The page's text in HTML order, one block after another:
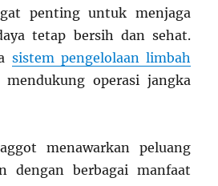
penting untuk menjaga
tetap bersih dan sehat.
sistem pengelolaan limbah
operasi jangka
menawarkan peluang
dengan berbagai manfaat